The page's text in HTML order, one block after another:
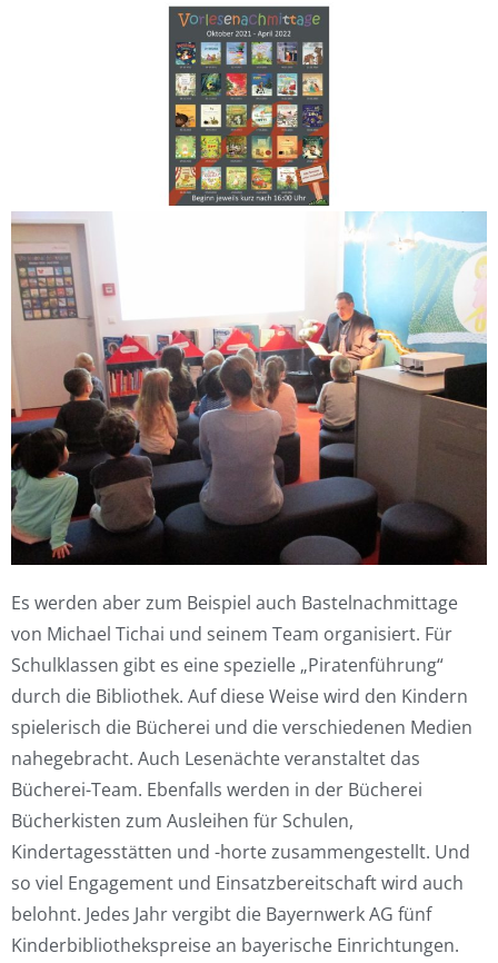
Es werden aber zum Beispiel auch Bastelnachmittage
von Michael Tichai und seinem Team organisiert. Für
Schulklassen gibt es eine spezielle „Piratenführung“
durch die Bibliothek. Auf diese Weise wird den Kindern
spielerisch die Bücherei und die verschiedenen Medien
nahegebracht. Auch Lesenächte veranstaltet das
Bücherei-Team. Ebenfalls werden in der Bücherei
Bücherkisten zum Ausleihen für Schulen,
Kindertagesstätten und -horte zusammengestellt. Und
so viel Engagement und Einsatzbereitschaft wird auch
belohnt. Jedes Jahr vergibt die Bayernwerk AG fünf
Kinderbibliothekspreise an bayerische Einrichtungen.